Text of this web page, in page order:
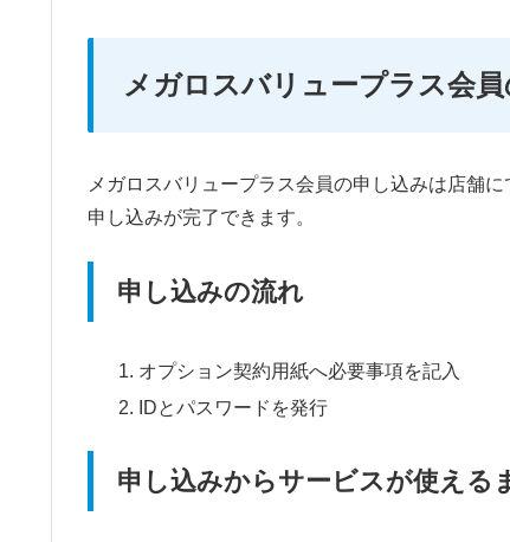
メガロスバリュープラス会
メガロスバリュープラス会員の申し込みは店舗
申し込みが完了できます。
申し込みの流れ
オプション契約用紙へ必要事項を記入
IDとパスワードを発行
申し込みからサービスが使える